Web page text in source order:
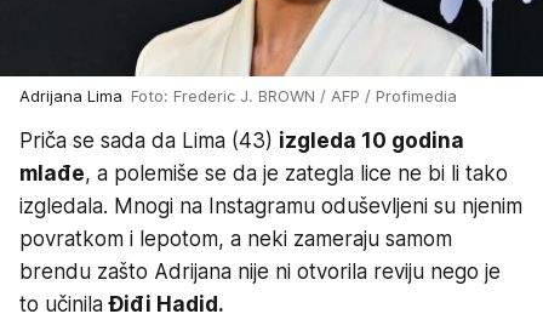
Adrijana Lima Foto: Frederic J. BROWN / AFP / Profimedia
Priča se sada da Lima (43) izgleda 10 godina
mlađe, a polemiše se da je zategla lice ne bi li tako
izgledala. Mnogi na Instagramu oduševljeni su njenim
povratkom i lepotom, a neki zameraju samom
brendu zašto Adrijana nije ni otvorila reviju nego je
to učinilaĐiđi Hadid.